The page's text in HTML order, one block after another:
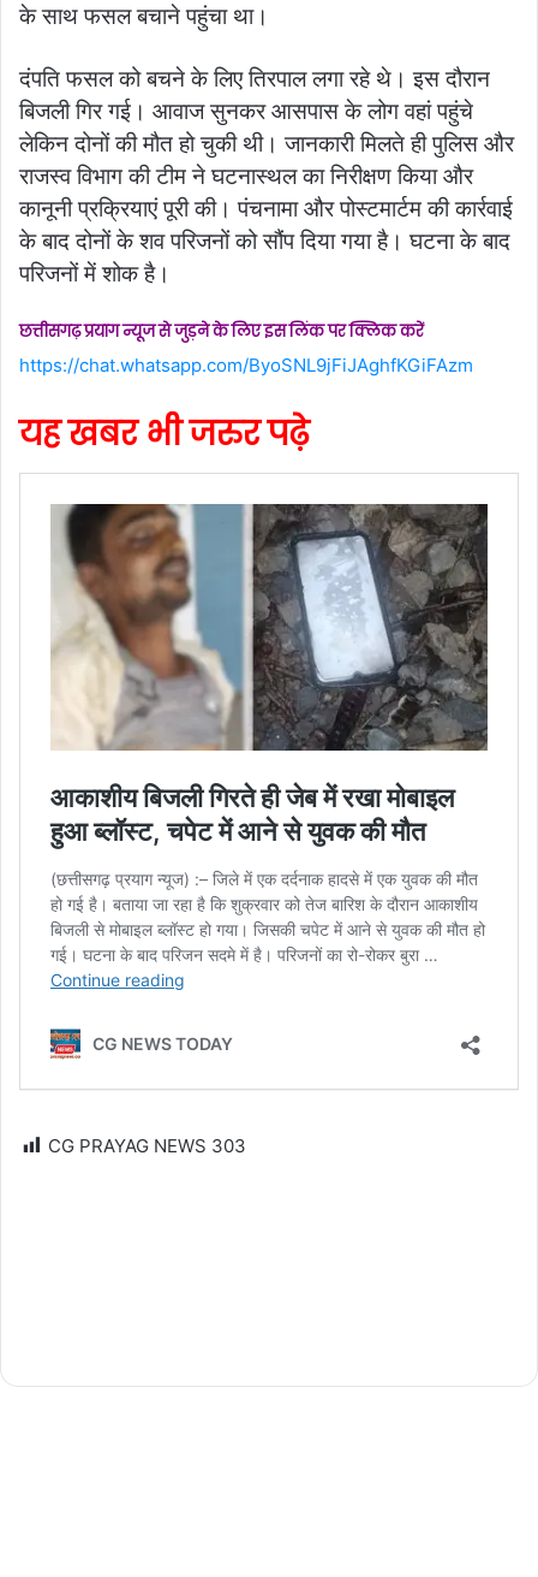
के साथ फसल बचाने पहुंचा था।
दंपति फसल को बचने के लिए तिरपाल लगा रहे थे। इस दौरान
बिजली गिर गई। आवाज सुनकर आसपास के लोग वहां पहुंचे
लेकिन दोनों की मौत हो चुकी थी। जानकारी मिलते ही पुलिस और
राजस्व विभाग की टीम ने घटनास्थल का निरीक्षण किया और
कानूनी प्रक्रियाएं पूरी की। पंचनामा और पोस्टमार्टम की कार्रवाई
के बाद दोनों के शव परिजनों को सौंप दिया गया है। घटना के बाद
परिजनों में शोक है।
छत्तीसगढ़ प्रयाग न्यूज से जुड़ने के लिए इस लिंक पर क्लिक करें
https://chat.whatsapp.com/ByoSNL9jFiJAghfKGiFAzm
यह खबर भी जरुर पढ़े
CG PRAYAG NEWS 303